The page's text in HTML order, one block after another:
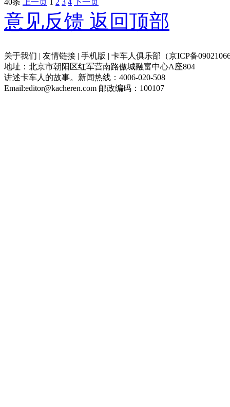
意见反馈 返回顶部
关于我们 | 友情链接 | 手机版 | 卡车人俱乐部（京ICP备
地址：北京市朝阳区红军营南路傲城融富中心A座804
讲述卡车人的故事。新闻热线：4006-020-508
Email:editor@kacheren.com 邮政编码：100107